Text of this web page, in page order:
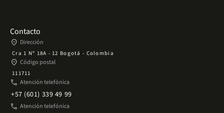
Contacto
place Dirección
Cra 1 Nº 18A - 12 Bogotá - Colombia
place Código postal
111711
phone Atención telefónica
+57 (601) 339 49 99
phone Atención telefónica